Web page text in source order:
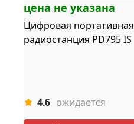
цена не указана
Цифровая портативная
радиостанция PD795 IS
4.6 ожидается